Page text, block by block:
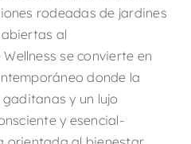
rodeadas de jardines
al
se convierte en
donde la
y un lujo
y esencial-